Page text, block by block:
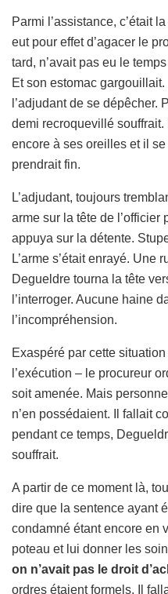
Parmi l’assistance, c’était
eut pour effet d’agacer le
tard, n’avait pas eu le
Et son estomac
l’adjudant de se dépêcher.
demi recroquevillé
encore à ses oreilles et il
prendrait fin.
L’adjudant, toujours
arme sur la tête de l’officier
appuya sur la détente.
L’arme s’était enrayé. Une
Degueldre tourna la tête
l’interroger. Aucune haine
l’incompréhension.
Exaspéré par cette
l’exécution – le procureur
soit amenée. Mais
n’en possédaient. Il fallait
pendant ce temps,
souffrait.
A partir de ce moment là,
dire que la sentence ayant
condamné étant encore en
poteau et lui donner les
on n’avait pas le droit
ordres étaient formels. Il